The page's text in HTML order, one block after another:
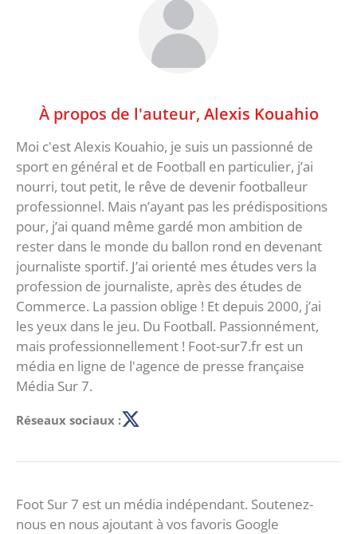
À propos de l'auteur, Alexis Kouahio
Moi c'est Alexis Kouahio, je suis un passionné de
sport en général et de Football en particulier, j’ai
nourri, tout petit, le rêve de devenir footballeur
professionnel. Mais n’ayant pas les prédispositions
pour, j’ai quand même gardé mon ambition de
rester dans le monde du ballon rond en devenant
journaliste sportif. J’ai orienté mes études vers la
profession de journaliste, après des études de
Commerce. La passion oblige ! Et depuis 2000, j’ai
les yeux dans le jeu. Du Football. Passionnément,
mais professionnellement ! Foot-sur7.fr est un
média en ligne de l'agence de presse française
Média Sur 7.
Réseaux sociaux :
Foot Sur 7 est un média indépendant. Soutenez-
nous en nous ajoutant à vos favoris Google